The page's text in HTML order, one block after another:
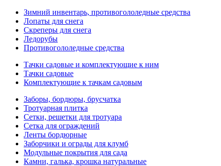
Зимний инвентарь, противогололедные средства
Лопаты для снега
Скреперы для снега
Ледорубы
Противогололедные средства
Тачки садовые и комплектующие к ним
Тачки садовые
Комплектующие к тачкам садовым
Заборы, бордюры, брусчатка
Тротуарная плитка
Сетки, решетки для тротуара
Сетка для ограждений
Ленты бордюрные
Заборчики и ограды для клумб
Модульные покрытия для сада
Камни, галька, крошка натуральные